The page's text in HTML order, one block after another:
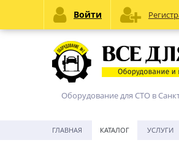
Оборудование для СТО в
ГЛАВНАЯ КАТАЛОГ УСЛУГИ
Войти